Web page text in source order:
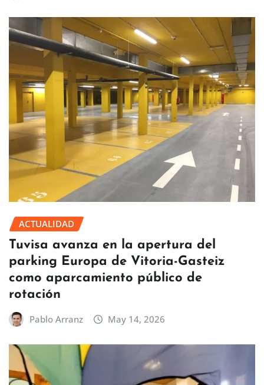
ACTUALIDAD
Tuvisa avanza en la apertura del
parking Europa de Vitoria-Gasteiz
como aparcamiento público de
rotación
Pablo Arranz May 14, 2026